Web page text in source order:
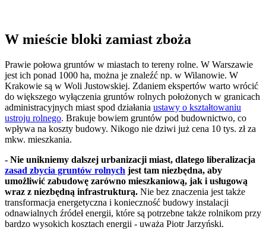
W mieście bloki zamiast zboża
Prawie połowa gruntów w miastach to tereny rolne. W Warszawie
jest ich ponad 1000 ha, można je znaleźć np. w Wilanowie. W
Krakowie są w Woli Justowskiej. Zdaniem ekspertów warto wrócić
do większego wyłączenia gruntów rolnych położonych w granicach
administracyjnych miast spod działania ustawy o kształtowaniu
ustroju rolnego. Brakuje bowiem gruntów pod budownictwo, co
wpływa na koszty budowy. Nikogo nie dziwi już cena 10 tys. zł za
mkw. mieszkania.
- Nie unikniemy dalszej urbanizacji miast, dlatego liberalizacja
zasad zbycia gruntów rolnych jest tam niezbędna, aby
umożliwić zabudowę zarówno mieszkaniową, jak i usługową
wraz z niezbędną infrastrukturą. Nie bez znaczenia jest także
transformacja energetyczna i konieczność budowy instalacji
odnawialnych źródeł energii, które są potrzebne także rolnikom przy
bardzo wysokich kosztach energii - uważa Piotr Jarzyński.